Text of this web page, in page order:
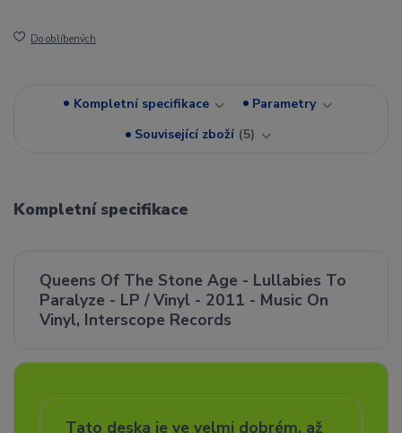
Do oblíbených
Kompletní specifikace
Parametry
Související zboží 5
Kompletní specifikace
Queens Of The Stone Age - Lullabies To
Paralyze - LP / Vinyl - 2011 - Music On
Vinyl, Interscope Records
Tato deska je ve velmi dobrém, až